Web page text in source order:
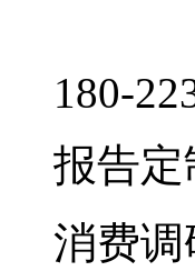
180-
报告定
消费